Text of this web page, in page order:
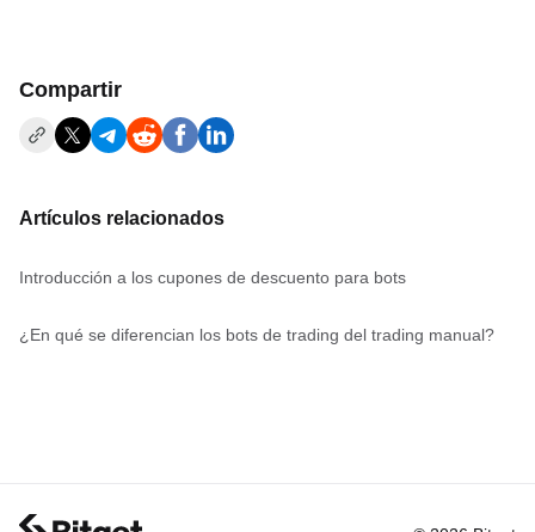
Compartir
Artículos relacionados
Introducción a los cupones de descuento para bots
¿En qué se diferencian los bots de trading del trading manual?